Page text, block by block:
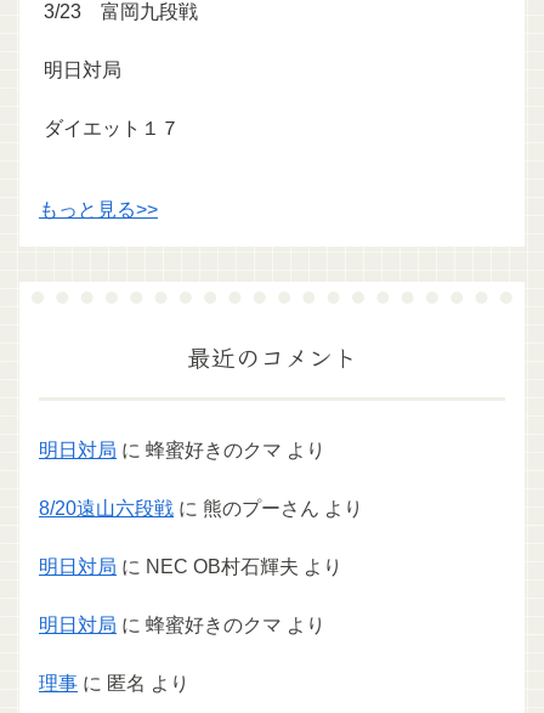
3/23 富岡九段戦
明日対局
ダイエット１７
もっと見る>>
最近のコメント
明日対局 に 蜂蜜好きのクマ より
8/20遠山六段戦 に 熊のプーさん より
明日対局 に NEC OB村石輝夫 より
明日対局 に 蜂蜜好きのクマ より
理事 に 匿名 より